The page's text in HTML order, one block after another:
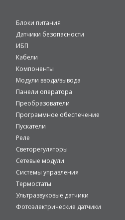
Блоки питания
Датчики безопасности
ИБП
Кабели
Компоненты
Модули ввода/вывода
Панели оператора
Преобразователи
Программное обеспечение
Пускатели
Реле
Светорегуляторы
Сетевые модули
Системы управления
Термостаты
Ультразвуковые датчики
Фотоэлектрические датчики